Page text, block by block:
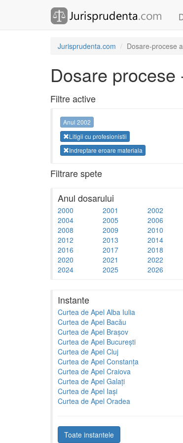
Jurisprudenta.com Dosare-procese
Dosare procese
Filtre active
Anul 2002
Litigii cu profesionistii
Indreptare eroare materiala
Filtrare spete
Anul dosarului
2000 2001 2002
2004
2005 2006
2008
2009 2010
2012
2013 2014
2016
2017 2018
2020
2021 2022
2024
2025 2026
Instante
Curtea de Apel Alba Iulia
Curtea de Apel Bacău
Curtea de Apel Brașov
Curtea de Apel București
Curtea de Apel Cluj
Curtea de Apel Constanța
Curtea de Apel Craiova
Curtea de Apel Galați
Curtea de Apel Iași
Curtea de Apel Oradea
Toate instantele